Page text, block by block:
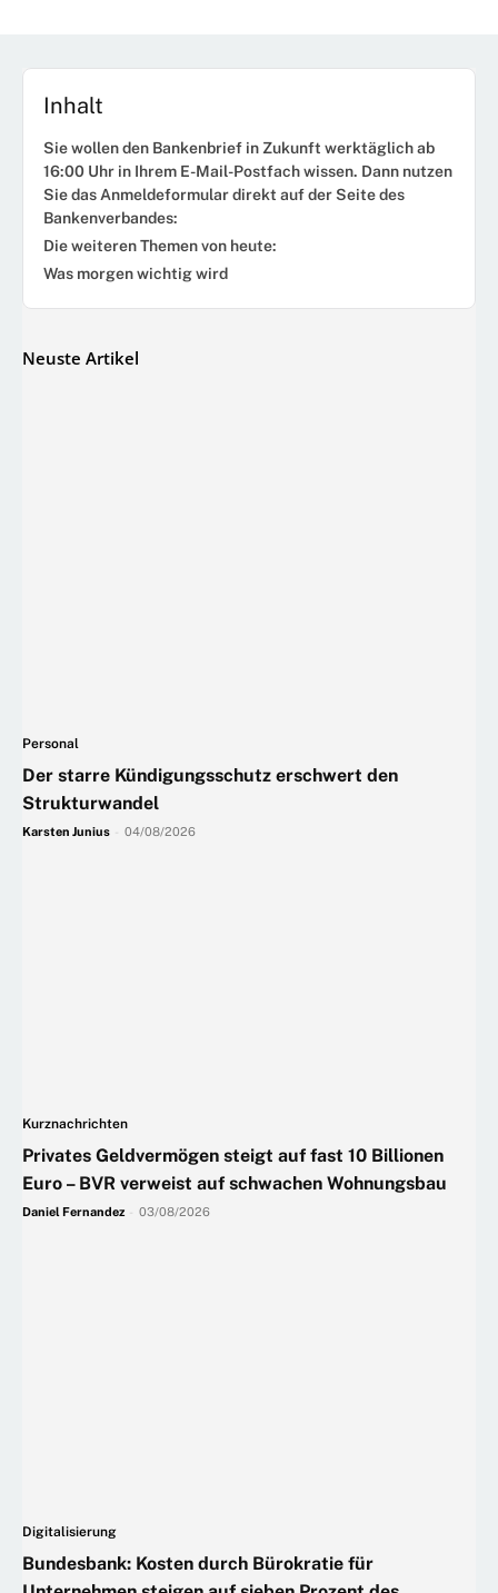
Inhalt
Sie wollen den Bankenbrief in Zukunft werktäglich ab
16:00 Uhr in Ihrem E-Mail-Postfach wissen. Dann nutzen
Sie das Anmeldeformular direkt auf der Seite des
Bankenverbandes:
Die weiteren Themen von heute:
Was morgen wichtig wird
Neuste Artikel
Personal
Der starre Kündigungsschutz erschwert den
Strukturwandel
Karsten Junius 04/08/2026
Kurznachrichten
Privates Geldvermögen steigt auf fast 10 Billionen
Euro – BVR verweist auf schwachen Wohnungsbau
Daniel Fernandez 03/08/2026
Digitalisierung
Bundesbank: Kosten durch Bürokratie für